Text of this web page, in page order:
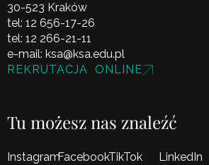
30-523 Kraków
tel: 12 656-17-26
tel: 12 266-21-11
e-mail: ksa@ksa.edu.pl
REKRUTACJA ONLINE
Tu możesz nas znaleźć
InstagramFacebookTikTok LinkedIn